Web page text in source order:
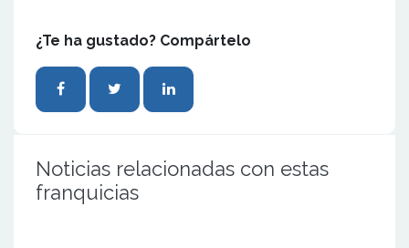
¿Te ha gustado? Compártelo
Noticias relacionadas con estas
franquicias